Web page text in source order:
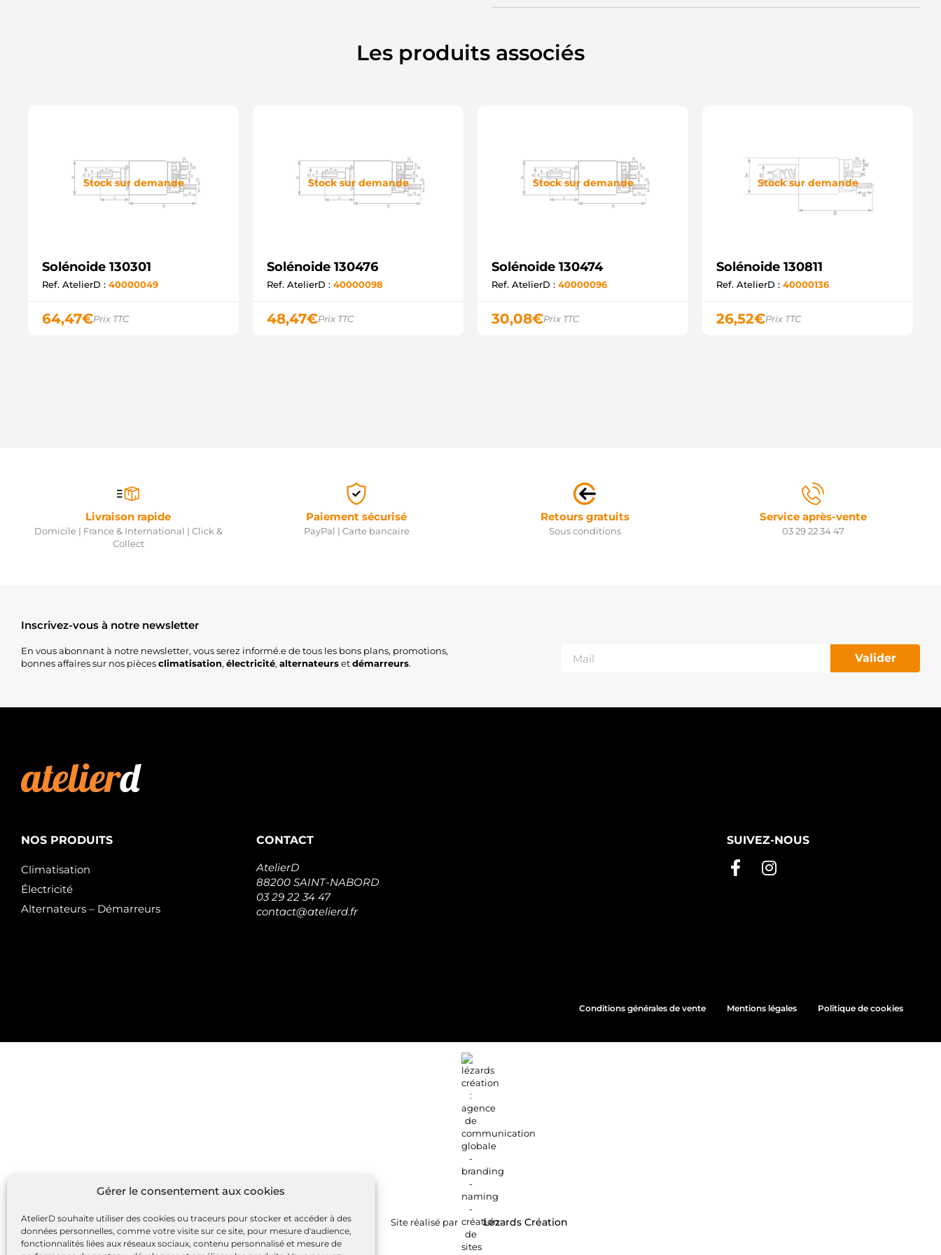
Gérer le consentement aux cookies
AtelierD souhaite utiliser des cookies ou traceurs pour stocker et accéder à des
données personnelles, comme votre visite sur ce site, pour mesure d'audience,
fonctionnalités liées aux réseaux sociaux, contenu personnalisé et mesure de
Les produits associés
Stock sur demande
Solénoide 130301
Ref. AtelierD : 40000049
64,47€Prix TTC
Stock sur demande
Solénoide 130476
Ref. AtelierD : 40000098
48,47€Prix TTC
Stock sur demande
Solénoide 130474
Ref. AtelierD : 40000096
30,08€Prix TTC
Stock sur demande
Solénoide 130811
Ref. AtelierD : 40000136
26,52€Prix TTC
Livraison rapide
Domicile | France & International | Click &
Collect
Paiement sécurisé
PayPal | Carte bancaire
Retours gratuits
Sous conditions
Service après-vente
03 29 22 34 47
Inscrivez-vous à notre newsletter
En vous abonnant à notre newsletter, vous serez informé.e de tous les bons plans, promotions,
bonnes affaires sur nos piècesclimatisation, électricité, alternateursetdémarreurs. Valider
NOS PRODUITS
Climatisation
Électricité
Alternateurs – Démarreurs
CONTACT
AtelierD
88200 SAINT-NABORD
03 29 22 34 47
contact@atelierd.fr
SUIVEZ-NOUS
Conditions générales de vente Mentions légales Politique de cookies
Site réalisé par Lézards Création